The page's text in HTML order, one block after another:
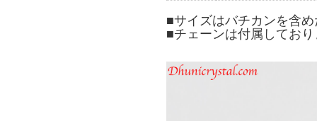
■サイズはバチカンを含
■チェーンは付属してお